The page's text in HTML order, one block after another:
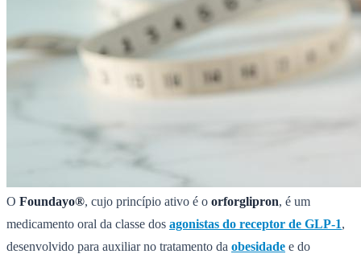
O Foundayo®, cujo princípio ativo é o orforglipron, é um
medicamento oral da classe dos agonistas do receptor de GLP-1,
desenvolvido para auxiliar no tratamento da obesidade e do